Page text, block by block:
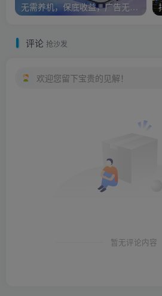
无需养机，保底收益，广告无限多，收益自动到账，多机一天2张+【揭秘】
评论 抢沙发
欢迎您留下宝贵的见解！
暂无评论内容